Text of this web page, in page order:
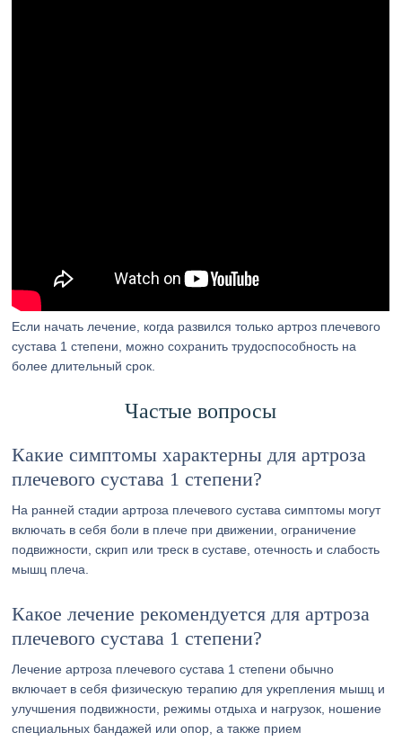
Если начать лечение, когда развился только артроз плечевого
сустава 1 степени, можно сохранить трудоспособность на
более длительный срок.
Частые вопросы
Какие симптомы характерны для артроза
плечевого сустава 1 степени?
На ранней стадии артроза плечевого сустава симптомы могут
включать в себя боли в плече при движении, ограничение
подвижности, скрип или треск в суставе, отечность и слабость
мышц плеча.
Какое лечение рекомендуется для артроза
плечевого сустава 1 степени?
Лечение артроза плечевого сустава 1 степени обычно
включает в себя физическую терапию для укрепления мышц и
улучшения подвижности, режимы отдыха и нагрузок, ношение
специальных бандажей или опор, а также прием